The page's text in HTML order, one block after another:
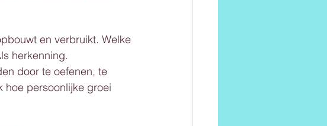
en verbruikt. Welke
herkenning.
door te oefenen, te
hoe persoonlijke groei